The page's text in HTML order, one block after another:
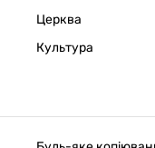
Церква
Культура